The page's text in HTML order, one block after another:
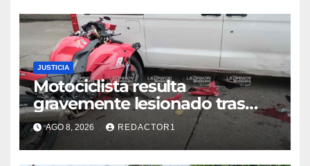
JUSTICIA
Motociclista resulta
gravemente lesionado tras
choque en la colonia Ricardo
Flores Magón
AGO 8, 2026 REDACTOR1